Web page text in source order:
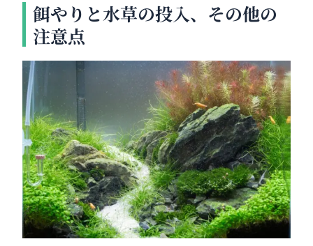
餌やりと水草の投入、その他の
注意点